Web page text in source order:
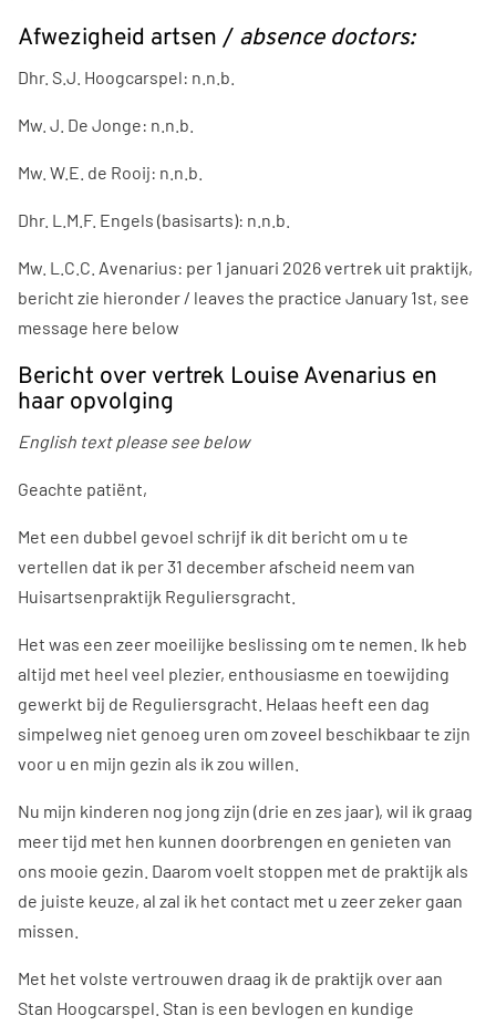
Afwezigheid artsen / absence doctors:
Dhr. S.J. Hoogcarspel: n.n.b.
Mw. J. De Jonge: n.n.b.
Mw. W.E. de Rooij: n.n.b.
Dhr. L.M.F. Engels (basisarts): n.n.b.
Mw. L.C.C. Avenarius: per 1 januari 2026 vertrek uit praktijk,
bericht zie hieronder / leaves the practice January 1st, see
message here below
Bericht over vertrek Louise Avenarius en
haar opvolging
English text please see below
Geachte patiënt,
Met een dubbel gevoel schrijf ik dit bericht om u te
vertellen dat ik per 31 december afscheid neem van
Huisartsenpraktijk Reguliersgracht.
Het was een zeer moeilijke beslissing om te nemen. Ik heb
altijd met heel veel plezier, enthousiasme en toewijding
gewerkt bij de Reguliersgracht. Helaas heeft een dag
simpelweg niet genoeg uren om zoveel beschikbaar te zijn
voor u en mijn gezin als ik zou willen.
Nu mijn kinderen nog jong zijn (drie en zes jaar), wil ik graag
meer tijd met hen kunnen doorbrengen en genieten van
ons mooie gezin. Daarom voelt stoppen met de praktijk als
de juiste keuze, al zal ik het contact met u zeer zeker gaan
missen.
Met het volste vertrouwen draag ik de praktijk over aan
Stan Hoogcarspel. Stan is een bevlogen en kundige